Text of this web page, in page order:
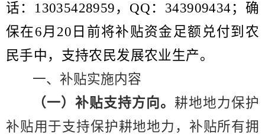
话： 13035428959 ， QQ ： 343909434 ； 确
保在6月 20 日前将补贴资金足额兑付到农
民手中，支持农民发展农业生产。
一、补贴实施内容
（一）补贴支持方向。 耕地地力保护
补贴用于支持保护耕地地力，补贴所有拥